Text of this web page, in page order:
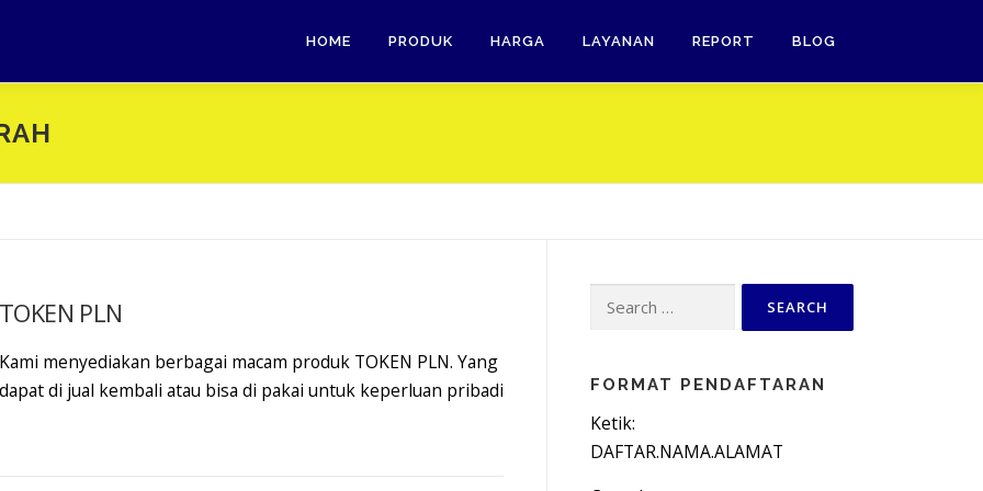
HOME PRODUK HARGA LAYANAN REPORT BLOG
TOKEN PLN
Kami menyediakan berbagai macam produk TOKEN PLN. Yang
dapat di jual kembali atau bisa di pakai untuk keperluan pribadi
Search
FORMAT PENDAFTARAN
Ketik:
DAFTAR.NAMA.ALAMAT